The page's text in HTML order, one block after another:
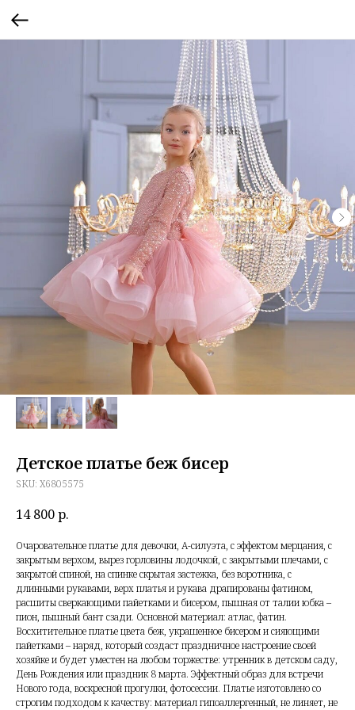
Детское платье беж бисер
SKU: X6805575
14 800р.
Очаровательное платье для девочки, А-силуэта, с эффектом мерцания, с
закрытым верхом, вырез горловины лодочкой, с закрытыми плечами, с
закрытой спиной, на спинке скрытая застежка, без воротника, с
длинными рукавами, верх платья и рукава драпированы фатином,
расшиты сверкающими пайетками и бисером, пышная от талии юбка –
пион, пышный бант сзади. Основной материал: атлас, фатин.
Восхитительное платье цвета беж, украшенное бисером и сияющими
пайетками – наряд, который создаст праздничное настроение своей
хозяйке и будет уместен на любом торжестве: утренник в детском саду,
День Рождения или праздник 8 марта. Эффектный образ для встречи
Нового года, воскресной прогулки, фотосессии. Платье изготовлено со
строгим подходом к качеству: материал гипоаллергенный, не линяет, не